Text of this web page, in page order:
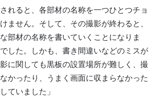
れると、各部材の名称を一つひとつチョ
ません。そして、その撮影が終わると、
部材の名称を書いていくことになりま
した。しかも、書き間違いなどのミスが
に関しても黒板の設置場所が難しく、撮
かったり、うまく画面に収まらなかった
ていました」